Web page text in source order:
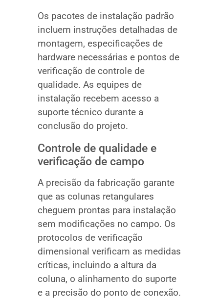
Os pacotes de instalação padrão
incluem instruções detalhadas de
montagem, especificações de
hardware necessárias e pontos de
verificação de controle de
qualidade. As equipes de
instalação recebem acesso a
suporte técnico durante a
conclusão do projeto.
Controle de qualidade e
verificação de campo
A precisão da fabricação garante
que as colunas retangulares
cheguem prontas para instalação
sem modificações no campo. Os
protocolos de verificação
dimensional verificam as medidas
críticas, incluindo a altura da
coluna, o alinhamento do suporte
e a precisão do ponto de conexão.